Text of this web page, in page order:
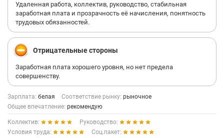
Удаленная работа, коллектив, руководство, стабильная
заработная плата и прозрачность её начисления, понятность
трудовых обязанностей.
Отрицательные стороны
Заработная плата хорошего уровня, но нет предела
совершенству.
Зарплата: белая Соответствие рынку: рыночное
Общее впечатление: рекомендую
Коллектив:
Руководство:
Условия труда:
Соц.пакет: